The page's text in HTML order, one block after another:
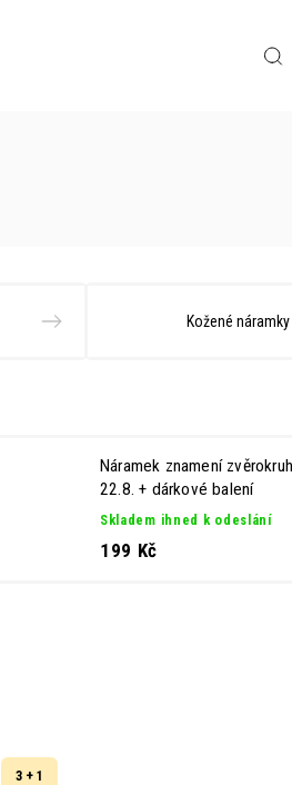
Kožené náramky
Náramek znamení
22.8.+ dárkové balení
Skladem ihned k odeslání
199 Kč
3 + 1